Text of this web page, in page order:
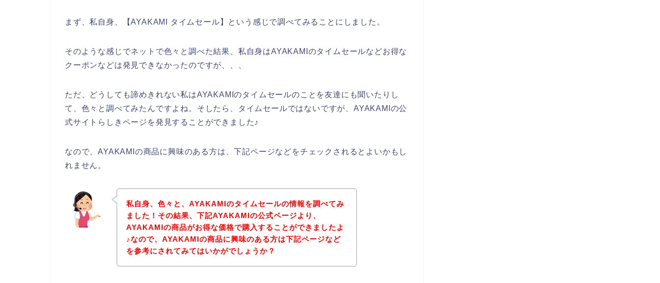
まず、私自身、【AYAKAMI タイムセール】という感じで調べてみることにしました。
そのような感じでネットで色々と調べた結果、私自身はAYAKAMIのタイムセールなどお得な
クーポンなどは発見できなかったのですが、、、
ただ、どうしても諦めきれない私はAYAKAMIのタイムセールのことを友達にも聞いたりし
て、色々と調べてみたんですよね。そしたら、タイムセールではないですが、AYAKAMIの公
式サイトらしきページを発見することができました♪
なので、AYAKAMIの商品に興味のある方は、下記ページなどをチェックされるとよいかもし
れません。
私自身、色々と、AYAKAMIのタイムセールの情報を調べてみ
ました！その結果、下記AYAKAMIの公式ページより、
AYAKAMIの商品がお得な価格で購入することができましたよ
♪なので、AYAKAMIの商品に興味のある方は下記ページなど
を参考にされてみてはいかがでしょうか？